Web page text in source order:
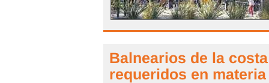
Balnearios de la
requeridos en